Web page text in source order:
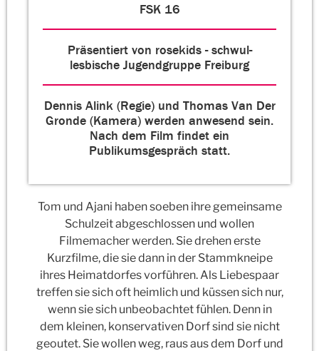
FSK 16
Präsentiert von rosekids - schwul-
lesbische Jugendgruppe Freiburg
Dennis Alink (Regie) und Thomas Van Der
Gronde (Kamera) werden anwesend sein.
Nach dem Film findet ein
Publikumsgespräch statt.
Tom und Ajani haben soeben ihre gemeinsame
Schulzeit abgeschlossen und wollen
Filmemacher werden. Sie drehen erste
Kurzfilme, die sie dann in der Stammkneipe
ihres Heimatdorfes vorführen. Als Liebespaar
treffen sie sich oft heimlich und küssen sich nur,
wenn sie sich unbeobachtet fühlen. Denn in
dem kleinen, konservativen Dorf sind sie nicht
geoutet. Sie wollen weg, raus aus dem Dorf und